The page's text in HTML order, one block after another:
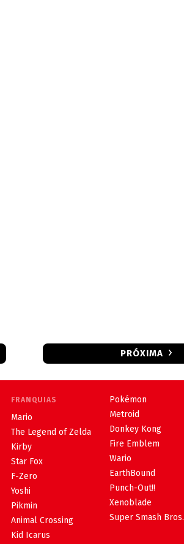
PRÓXIMA
FRANQUIAS
Mario
The Legend of Zelda
Kirby
Star Fox
F-Zero
Yoshi
Pikmin
Animal Crossing
Kid Icarus
Pokémon
Metroid
Donkey Kong
Fire Emblem
Wario
EarthBound
Punch-Out!!
Xenoblade
Super Smash Bros.